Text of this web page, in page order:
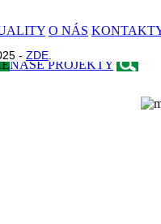
O NÁS
- ZDE
NAŠE PROJEKTY
- ZDE